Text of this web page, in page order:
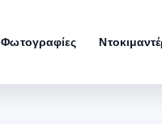
Φωτογραφίες